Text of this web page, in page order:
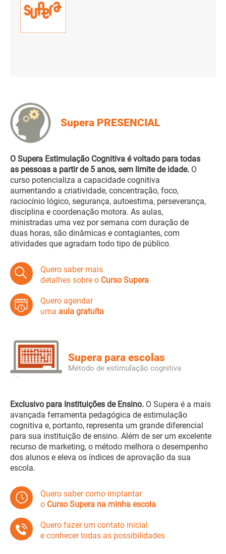
Supera PRESENCIAL
O Supera Estimulação Cognitiva é voltado para todas
as pessoas a partir de 5 anos, sem limite de idade. O
curso potencializa a capacidade cognitiva
aumentando a criatividade, concentração, foco,
raciocínio lógico, segurança, autoestima, perseverança,
disciplina e coordenação motora. As aulas,
ministradas uma vez por semana com duração de
duas horas, são dinâmicas e contagiantes, com
atividades que agradam todo tipo de público.
Quero saber mais
detalhes sobre o Curso Supera
Quero agendar
uma aula gratuíta
Supera para escolas
Método de estimulação cognitiva
Exclusivo para Instituições de Ensino. O Supera é a mais
avançada ferramenta pedagógica de estimulação
cognitiva e, portanto, representa um grande diferencial
para sua instituição de ensino. Além de ser um excelente
recurso de marketing, o método melhora o desempenho
dos alunos e eleva os índices de aprovação da sua
escola.
Quero saber como implantar
o Curso Supera na minha escola
Quero fazer um contato inicial
e conhecer todas as possibilidades